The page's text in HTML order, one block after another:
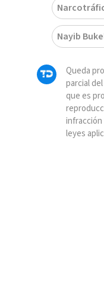
Nayib
Queda
parcial
que es
leyes